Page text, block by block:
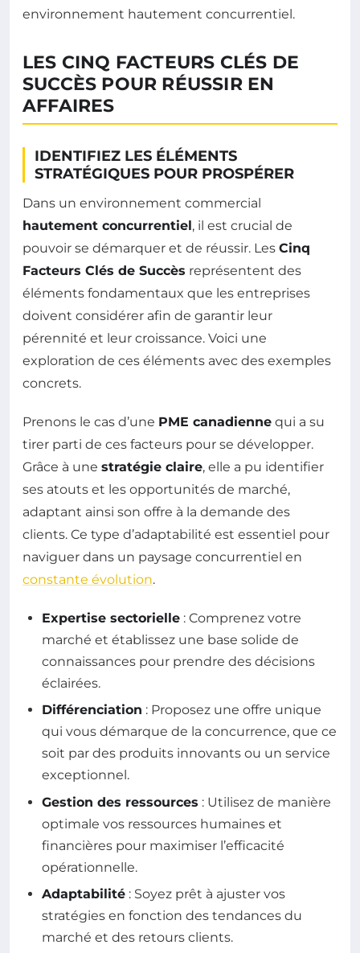
environnement hautement concurrentiel.
LES CINQ FACTEURS CLÉS DE
SUCCÈS POUR RÉUSSIR EN
AFFAIRES
IDENTIFIEZ LES ÉLÉMENTS
STRATÉGIQUES POUR PROSPÉRER
Dans un environnement commercial
hautement concurrentiel, il est crucial de
pouvoir se démarquer et de réussir. Les Cinq
Facteurs Clés de Succès représentent des
éléments fondamentaux que les entreprises
doivent considérer afin de garantir leur
pérennité et leur croissance. Voici une
exploration de ces éléments avec des exemples
concrets.
Prenons le cas d’une PME canadienne qui a su
tirer parti de ces facteurs pour se développer.
Grâce à une stratégie claire, elle a pu identifier
ses atouts et les opportunités de marché,
adaptant ainsi son offre à la demande des
clients. Ce type d’adaptabilité est essentiel pour
naviguer dans un paysage concurrentiel en
constante évolution.
Expertise sectorielle : Comprenez votre
marché et établissez une base solide de
connaissances pour prendre des décisions
éclairées.
Différenciation : Proposez une offre unique
qui vous démarque de la concurrence, que ce
soit par des produits innovants ou un service
exceptionnel.
Gestion des ressources : Utilisez de manière
optimale vos ressources humaines et
financières pour maximiser l’efficacité
opérationnelle.
Adaptabilité : Soyez prêt à ajuster vos
stratégies en fonction des tendances du
marché et des retours clients.